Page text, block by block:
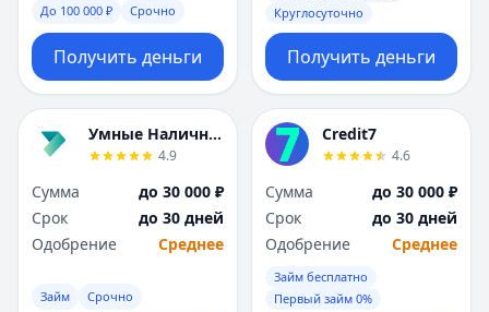
До 100 000 ₽ Срочно
Получить деньги
Круглосуточно
Получить деньги
Умные Наличные
4.9
Сумма
до 30 000 ₽
Срок
до 30 дней
Одобрение
Среднее
Займ Срочно
Credit7
4.6
Сумма
до 30 000 ₽
Срок
до 30 дней
Одобрение
Среднее
Займ бесплатно
Первый займ 0%